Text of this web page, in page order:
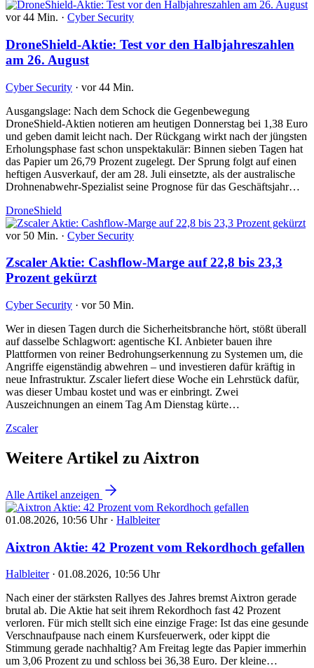
vor 44 Min. · Cyber Security
DroneShield-Aktie: Test vor den Halbjahreszahlen
am 26. August
Cyber Security · vor 44 Min.
Ausgangslage: Nach dem Schock die Gegenbewegung
DroneShield-Aktien notieren am heutigen Donnerstag bei 1,38 Euro
und geben damit leicht nach. Der Rückgang wirkt nach der jüngsten
Erholungsphase fast schon unspektakulär: Binnen sieben Tagen hat
das Papier um 26,79 Prozent zugelegt. Der Sprung folgt auf einen
heftigen Ausverkauf, der am 28. Juli einsetzte, als der australische
Drohnenabwehr-Spezialist seine Prognose für das Geschäftsjahr…
DroneShield
vor 50 Min. · Cyber Security
Zscaler Aktie: Cashflow-Marge auf 22,8 bis 23,3
Prozent gekürzt
Cyber Security · vor 50 Min.
Wer in diesen Tagen durch die Sicherheitsbranche hört, stößt überall
auf dasselbe Schlagwort: agentische KI. Anbieter bauen ihre
Plattformen von reiner Bedrohungserkennung zu Systemen um, die
Angriffe eigenständig abwehren – und investieren dafür kräftig in
neue Infrastruktur. Zscaler liefert diese Woche ein Lehrstück dafür,
was dieser Umbau kostet und was er einbringt. Zwei
Auszeichnungen an einem Tag Am Dienstag kürte…
Zscaler
Weitere Artikel zu Aixtron
Alle Artikel anzeigen
01.08.2026, 10:56 Uhr · Halbleiter
Aixtron Aktie: 42 Prozent vom Rekordhoch gefallen
Halbleiter · 01.08.2026, 10:56 Uhr
Nach einer der stärksten Rallyes des Jahres bremst Aixtron gerade
brutal ab. Die Aktie hat seit ihrem Rekordhoch fast 42 Prozent
verloren. Für mich stellt sich eine einzige Frage: Ist das eine gesunde
Verschnaufpause nach einem Kursfeuerwerk, oder kippt die
Stimmung gerade nachhaltig? Am Freitag legte das Papier immerhin
um 3,06 Prozent zu und schloss bei 36,38 Euro. Der kleine…